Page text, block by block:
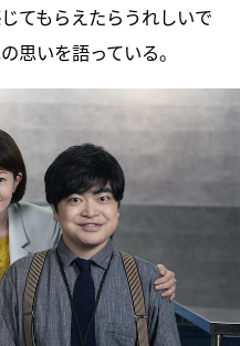
てもらえたらうれしいで
思いを語っている。